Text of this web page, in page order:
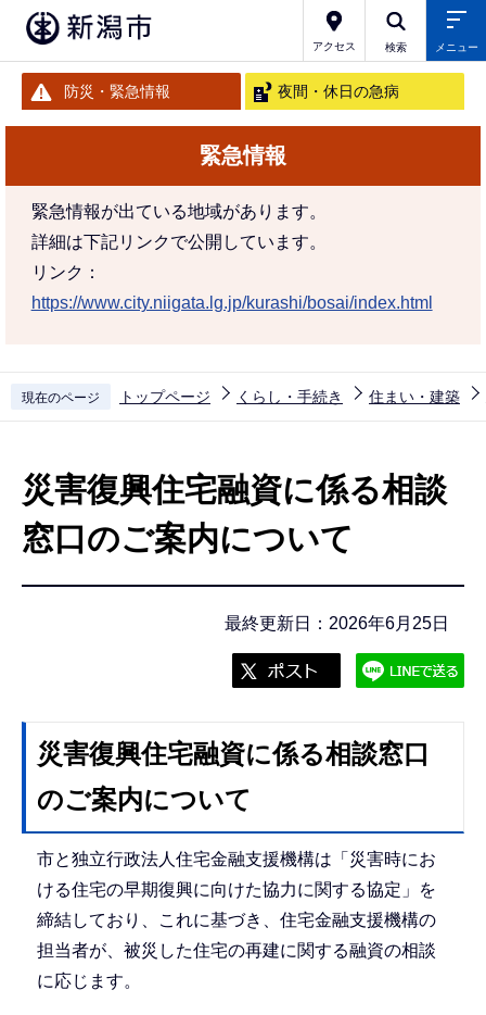
アクセス 検索 メニュー
防災・緊急情報 夜間・休日の急病
緊急情報
緊急情報が出ている地域があります。
詳細は下記リンクで公開しています。
リンク：
https://www.city.niigata.lg.jp/kurashi/bosai/index.html
現在のページ トップページ くらし・手続き 住まい・建築
災害復興住宅融資に係る相談
窓口のご案内について
最終更新日：2026年6月25日
災害復興住宅融資に係る相談窓口
のご案内について
市と独立行政法人住宅金融支援機構は「災害時にお
ける住宅の早期復興に向けた協力に関する協定」を
締結しており、これに基づき、住宅金融支援機構の
担当者が、被災した住宅の再建に関する融資の相談
に応じます。